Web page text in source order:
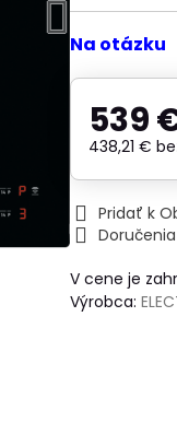
Na otázku
539
438,21 €
Pridať k
Doručenia
V cene je
Výrobca: